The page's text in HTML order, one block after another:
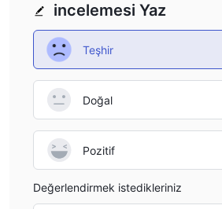
incelemesi Yaz
Teşhir
Doğal
Pozitif
Değerlendirmek istedikleriniz